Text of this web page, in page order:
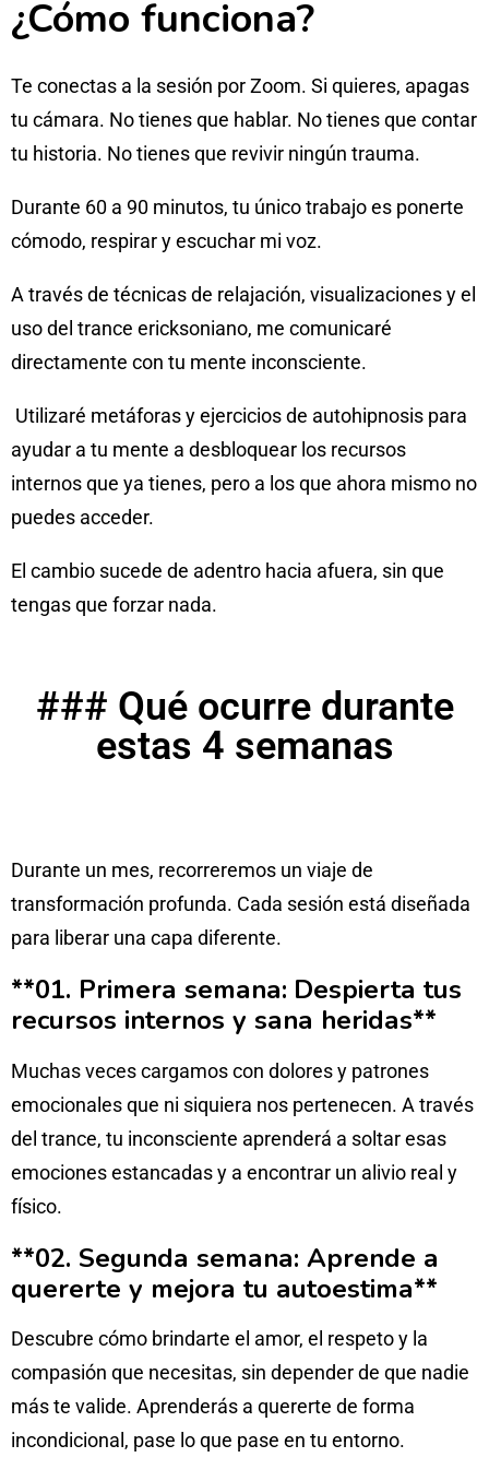
¿Cómo funciona?
Te conectas a la sesión por Zoom. Si quieres, apagas
tu cámara. No tienes que hablar. No tienes que contar
tu historia. No tienes que revivir ningún trauma.
Durante 60 a 90 minutos, tu único trabajo es ponerte
cómodo, respirar y escuchar mi voz.
A través de técnicas de relajación, visualizaciones y el
uso del trance ericksoniano, me comunicaré
directamente con tu mente inconsciente.
Utilizaré metáforas y ejercicios de autohipnosis para
ayudar a tu mente a desbloquear los recursos
internos que ya tienes, pero a los que ahora mismo no
puedes acceder.
El cambio sucede de adentro hacia afuera, sin que
tengas que forzar nada.
### Qué ocurre durante
estas 4 semanas
Durante un mes, recorreremos un viaje de
transformación profunda. Cada sesión está diseñada
para liberar una capa diferente.
**01. Primera semana: Despierta tus
recursos internos y sana heridas**
Muchas veces cargamos con dolores y patrones
emocionales que ni siquiera nos pertenecen. A través
del trance, tu inconsciente aprenderá a soltar esas
emociones estancadas y a encontrar un alivio real y
físico.
**02. Segunda semana: Aprende a
quererte y mejora tu autoestima**
Descubre cómo brindarte el amor, el respeto y la
compasión que necesitas, sin depender de que nadie
más te valide. Aprenderás a quererte de forma
incondicional, pase lo que pase en tu entorno.